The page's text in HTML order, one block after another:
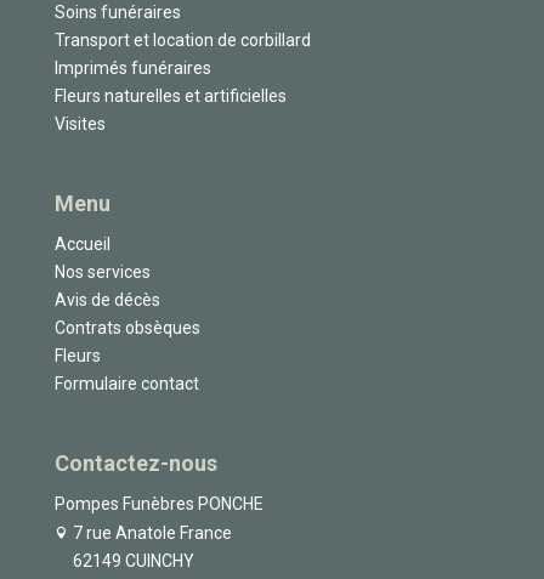
Soins funéraires
Transport et location de corbillard
Imprimés funéraires
Fleurs naturelles et artificielles
Visites
Menu
Accueil
Nos services
Avis de décès
Contrats obsèques
Fleurs
Formulaire contact
Contactez-nous
Pompes Funèbres PONCHE
7 rue Anatole France
62149 CUINCHY